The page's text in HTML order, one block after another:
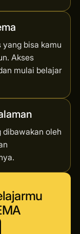
yang bisa kamu
Akses
mulai belajar
dibawakan oleh